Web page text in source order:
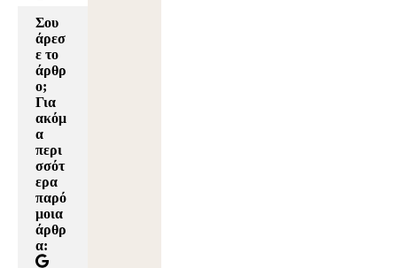
Σου
άρεσ
ε το
άρθρ
ο;
Για
ακόμ
α
περι
σσότ
ερα
παρό
μοια
άρθρ
α: